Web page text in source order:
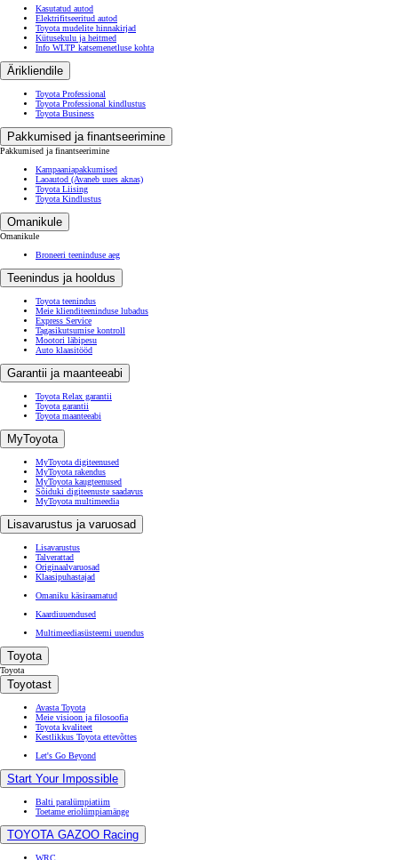
Kasutatud autod
Elektrifitseeritud autod
Toyota mudelite hinnakirjad
Kütusekulu ja heitmed
Info WLTP katsemenetluse kohta
Ärikliendile
Toyota Professional
Toyota Professional kindlustus
Toyota Business
Pakkumised ja finantseerimine
Pakkumised ja finantseerimine
Kampaaniapakkumised
Laoautod (Avaneb uues aknas)
Toyota Liising
Toyota Kindlustus
Omanikule
Omanikule
Broneeri teeninduse aeg
Teenindus ja hooldus
Toyota teenindus
Meie klienditeeninduse lubadus
Express Service
Tagasikutsumise kontroll
Mootori läbipesu
Auto klaasitööd
Garantii ja maanteeabi
Toyota Relax garantii
Toyota garantii
Toyota maanteeabi
MyToyota
MyToyota digiteenused
MyToyota rakendus
MyToyota kaugteenused
Sõiduki digiteenuste saadavus
MyToyota multimeedia
Lisavarustus ja varuosad
Lisavarustus
Talverattad
Originaalvaruosad
Klaasipuhastajad
Omaniku käsiraamatud
Kaardiuuendused
Multimeediasüsteemi uuendus
Toyota
Toyota
Toyotast
Avasta Toyota
Meie visioon ja filosoofia
Toyota kvaliteet
Kestlikkus Toyota ettevõttes
Let's Go Beyond
Start Your Impossible
Balti paralümpiatiim
Toetame eriolümpiamänge
TOYOTA GAZOO Racing